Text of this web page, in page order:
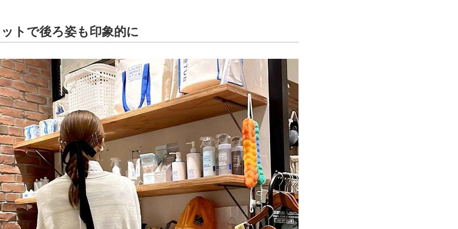
トで後ろ姿も印象的に